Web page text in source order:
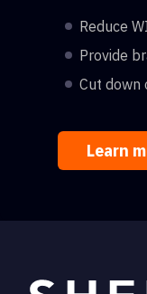
Reduce
Provide
Cut down
Learn